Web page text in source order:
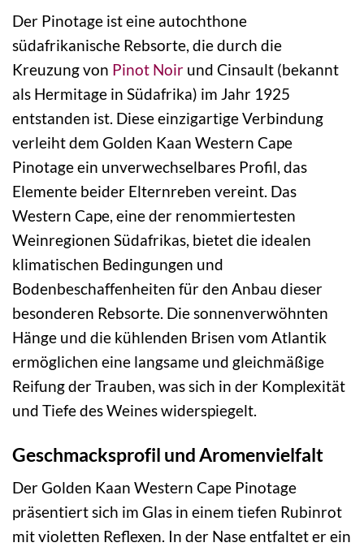
Der Pinotage ist eine autochthone
südafrikanische Rebsorte, die durch die
Kreuzung von Pinot Noir und Cinsault (bekannt
als Hermitage in Südafrika) im Jahr 1925
entstanden ist. Diese einzigartige Verbindung
verleiht dem Golden Kaan Western Cape
Pinotage ein unverwechselbares Profil, das
Elemente beider Elternreben vereint. Das
Western Cape, eine der renommiertesten
Weinregionen Südafrikas, bietet die idealen
klimatischen Bedingungen und
Bodenbeschaffenheiten für den Anbau dieser
besonderen Rebsorte. Die sonnenverwöhnten
Hänge und die kühlenden Brisen vom Atlantik
ermöglichen eine langsame und gleichmäßige
Reifung der Trauben, was sich in der Komplexität
und Tiefe des Weines widerspiegelt.
Geschmacksprofil und Aromenvielfalt
Der Golden Kaan Western Cape Pinotage
präsentiert sich im Glas in einem tiefen Rubinrot
mit violetten Reflexen. In der Nase entfaltet er ein